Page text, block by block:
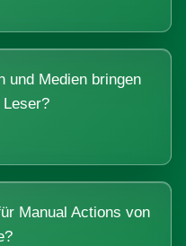
und Medien bringen
Manual Actions von